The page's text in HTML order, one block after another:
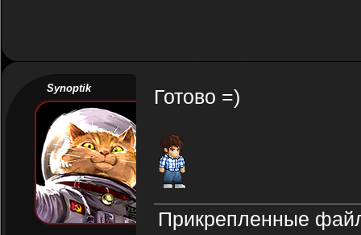
Synoptik Готово =)
Прикрепленные